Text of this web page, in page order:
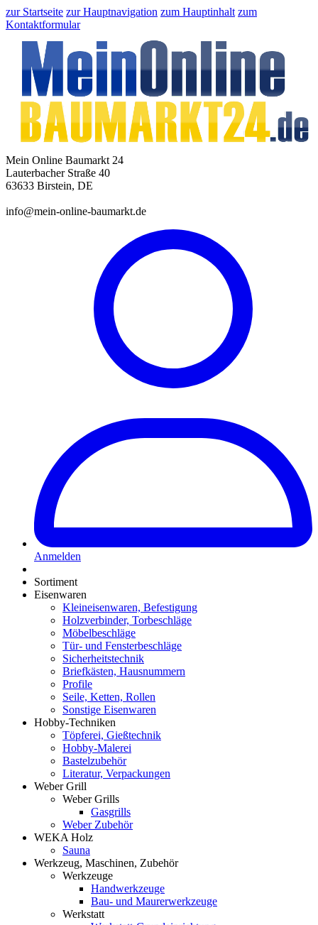
zur Startseite zur Hauptnavigation zum Hauptinhalt zum
Kontaktformular
Mein Online Baumarkt 24
Lauterbacher Straße 40
63633 Birstein, DE
info@mein-online-baumarkt.de
Anmelden
Sortiment
Eisenwaren
Kleineisenwaren, Befestigung
Holzverbinder, Torbeschläge
Möbelbeschläge
Tür- und Fensterbeschläge
Sicherheitstechnik
Briefkästen, Hausnummern
Profile
Seile, Ketten, Rollen
Sonstige Eisenwaren
Hobby-Techniken
Töpferei, Gießtechnik
Hobby-Malerei
Bastelzubehör
Literatur, Verpackungen
Weber Grill
Weber Grills
Gasgrills
Weber Zubehör
WEKA Holz
Sauna
Werkzeug, Maschinen, Zubehör
Werkzeuge
Handwerkzeuge
Bau- und Maurerwerkzeuge
Werkstatt